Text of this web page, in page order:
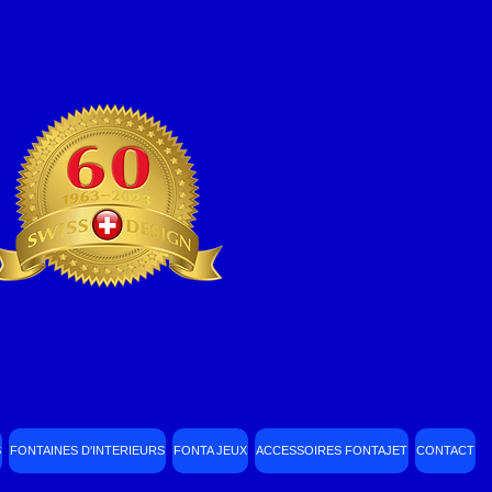
FONTAINES D'INTERIEURS FONTA JEUX ACCESSOIRES FONTAJET CONTACT